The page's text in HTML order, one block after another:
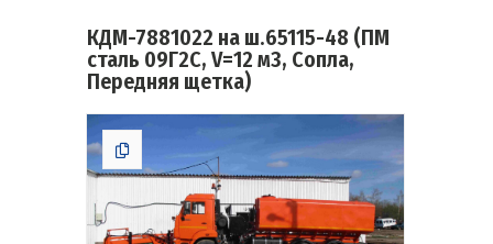
КДМ-7881022 на ш.65115-48 (ПМ
сталь 09Г2С, V=12 м3, Сопла,
Передняя щетка)